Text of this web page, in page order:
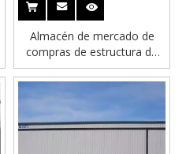
Almacén de mercado de
compras de estructura de
acero prefabricado